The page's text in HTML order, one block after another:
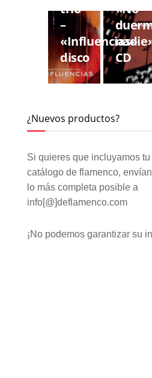
trío
–
«Influencias»
disco
«No
CD
¿Nuevos productos?
Si quieres que incluyamos
catálogo de flamenco,
lo más completa posible a
info[@]deflamenco.com
¡No podemos garantizar su